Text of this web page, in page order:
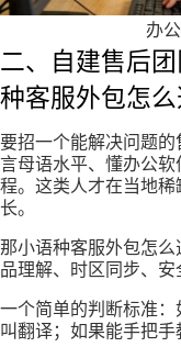
办
二、自建售后
种客服外包怎么
要招一个能解决问题
言母语水平、懂办公
程。这类人才在当地
长。
那小语种客服外包怎
品理解、时区同步、安
一个简单的判断标准
叫翻译；如果能手把手